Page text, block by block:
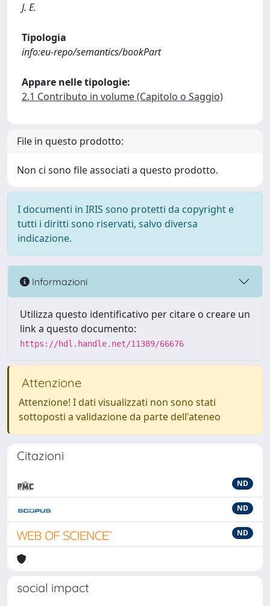
J. E.
Tipologia
info:eu-repo/semantics/bookPart
Appare nelle tipologie:
2.1 Contributo in volume (Capitolo o Saggio)
File in questo prodotto:
Non ci sono file associati a questo prodotto.
I documenti in IRIS sono protetti da copyright e
tutti i diritti sono riservati, salvo diversa
indicazione.
Informazioni
Utilizza questo identificativo per citare o creare un
link a questo documento:
https://hdl.handle.net/11389/66676
Attenzione
Attenzione! I dati visualizzati non sono stati
sottoposti a validazione da parte dell'ateneo
Citazioni
ND
ND
ND
social impact